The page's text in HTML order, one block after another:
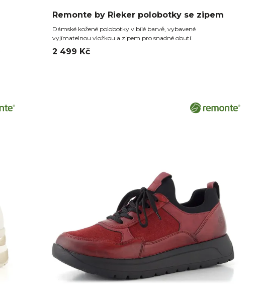
Remonte by Rieker polobotky se zipem
Dámské kožené polobotky v bílé barvě, vybavené
vyjímatelnou vložkou a zipem pro snadné obutí.
2 499 Kč